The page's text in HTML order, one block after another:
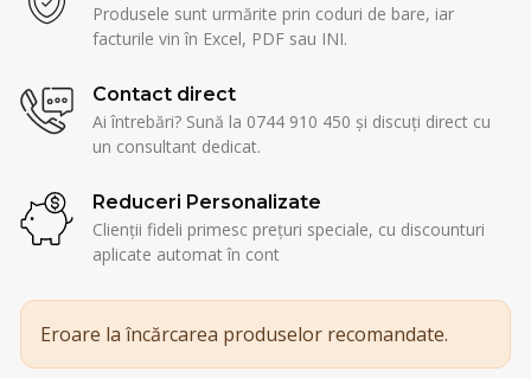
Produsele sunt urmărite prin coduri de bare, iar
facturile vin în Excel, PDF sau INI.
Contact direct
Ai întrebări? Sună la 0744 910 450 și discuți direct cu
un consultant dedicat.
Reduceri Personalizate
Clienții fideli primesc prețuri speciale, cu discounturi
aplicate automat în cont
Eroare la încărcarea produselor recomandate.